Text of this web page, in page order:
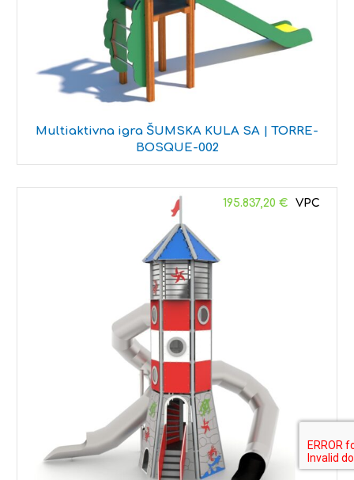
Multiaktivna igra ŠUMSKA KULA SA | TORRE-
BOSQUE-002
195.837,20 €